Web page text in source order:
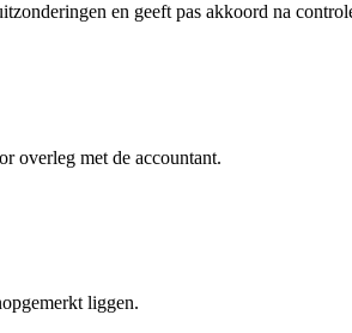
en geeft pas akkoord na
overleg met de accountant.
liggen.